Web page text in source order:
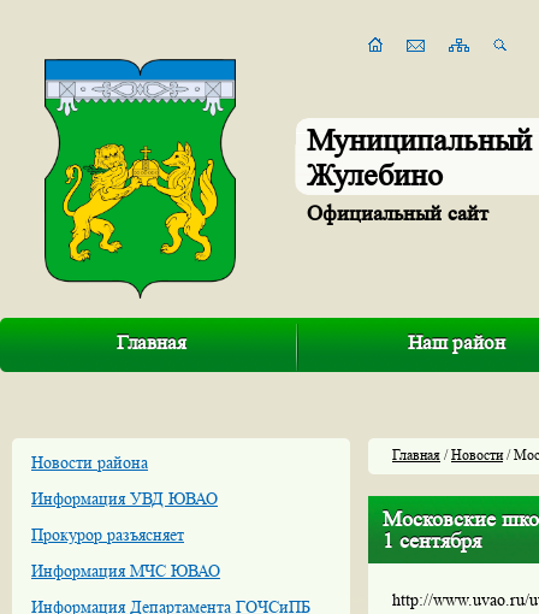
Муниципальный
Жулебино
Официальный сайт
Главная Наш район
Новости района
Информация УВД ЮВАО
Прокурор разъясняет
Информация МЧС ЮВАО
Информация Департамента ГОЧСиПБ
Главная /Новости/
Московские
1 сентября
http://www.uvao.ru/